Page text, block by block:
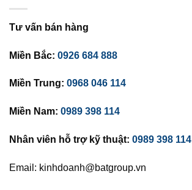
Tư vấn bán hàng
Miền Bắc: 0926 684 888
Miền Trung: 0968 046 114
Miền Nam: 0989 398 114
Nhân viên hỗ trợ kỹ thuật: 0989 398 114
Email: kinhdoanh@batgroup.vn